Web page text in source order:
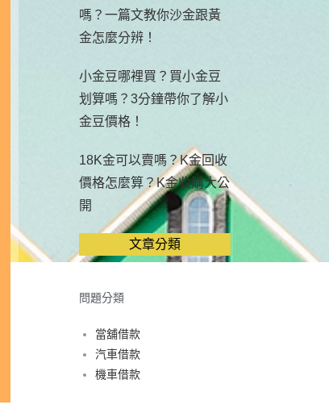
嗎？一篇文教你沙金跟黃
金怎麼分辨！
小金豆哪裡買？買小金豆
划算嗎？3分鐘帶你了解小
金豆價格！
18K金可以賣嗎？K金回收
價格怎麼算？K金收購大公
開
文章分類
問題分類
當舖借款
汽車借款
機車借款